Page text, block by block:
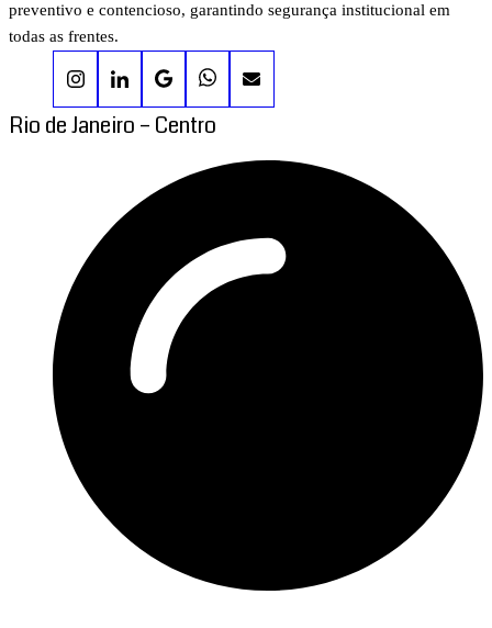
preventivo e contencioso, garantindo segurança institucional em
todas as frentes.
Rio de Janeiro – Centro